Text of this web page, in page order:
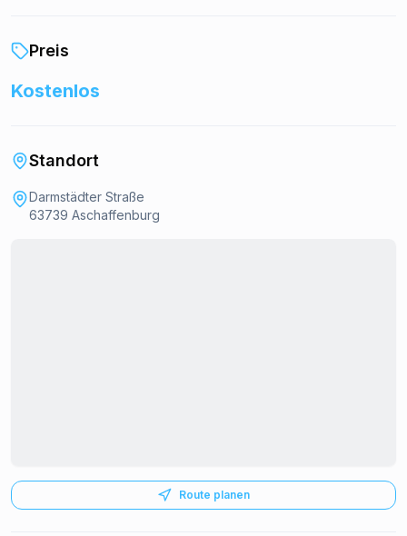
Preis
Kostenlos
Standort
Darmstädter Straße
63739 Aschaffenburg
Route planen